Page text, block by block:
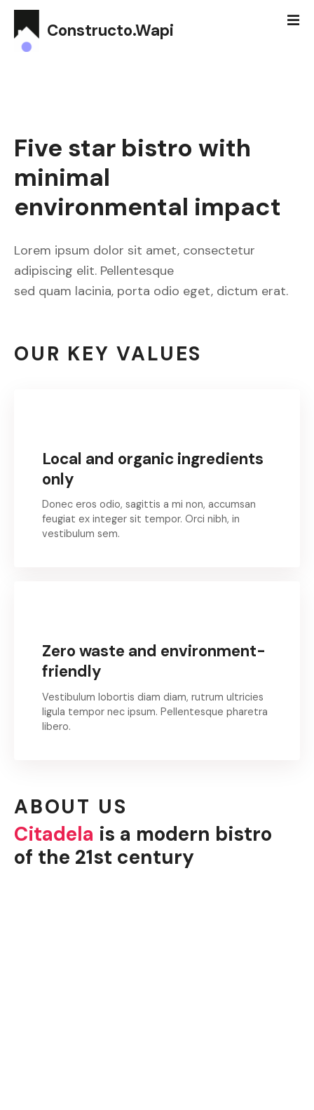
Constructo.Wapi
Five star bistro with
minimal
environmental impact
Lorem ipsum dolor sit amet, consectetur
adipiscing elit. Pellentesque
sed quam lacinia, porta odio eget, dictum erat.
OUR KEY VALUES
Local and organic ingredients
only
Donec eros odio, sagittis a mi non, accumsan
feugiat ex integer sit tempor. Orci nibh, in
vestibulum sem.
Zero waste and environment-
friendly
Vestibulum lobortis diam diam, rutrum ultricies
ligula tempor nec ipsum. Pellentesque pharetra
libero.
ABOUT US
Citadela is a modern bistro
of the 21st century